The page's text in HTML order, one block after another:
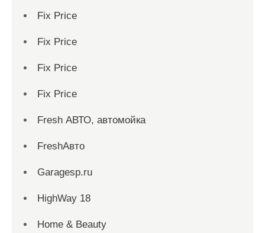
Fix Price
Fix Price
Fix Price
Fix Price
Fresh АВТО, автомойка
FreshАвто
Garagesp.ru
HighWay 18
Home & Beauty